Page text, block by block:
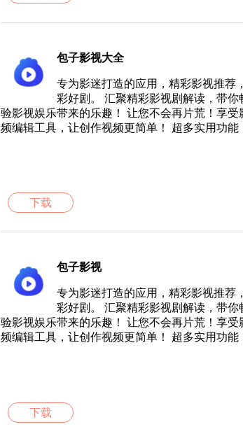
包子影视大全
专为影迷打造的应用，精彩影视推荐
彩好剧。 汇聚精彩影视剧解读，带
验影视娱乐带来的乐趣！ 让您不会再片荒！享受
频编辑工具，让创作视频更简单！ 超多实用功能
下载
包子影视
专为影迷打造的应用，精彩影视推荐
彩好剧。 汇聚精彩影视剧解读，带
验影视娱乐带来的乐趣！ 让您不会再片荒！享受
频编辑工具，让创作视频更简单！ 超多实用功能
下载